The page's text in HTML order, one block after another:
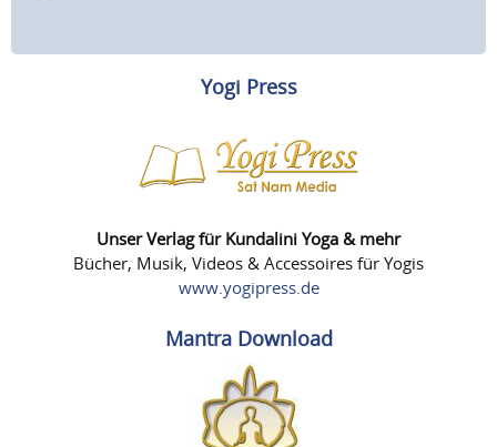
Yogi Press
Unser Verlag für Kundalini Yoga & mehr
Bücher, Musik, Videos & Accessoires für Yogis
www.yogipress.de
Mantra Download